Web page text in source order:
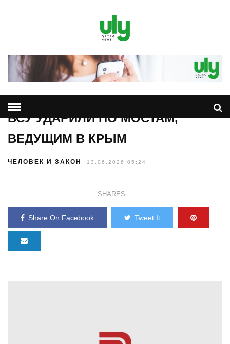
ВСУ УДАРИЛИ ПО МОСТАМ,
ВЕДУЩИМ В КРЫМ
ЧЕЛОВЕК И ЗАКОН 13.06.2026 05:24
SHARES
Share On Facebook Tweet It